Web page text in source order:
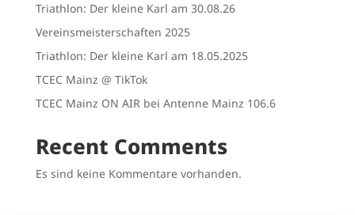
Triathlon: Der kleine Karl am 30.08.26
Vereinsmeisterschaften 2025
Triathlon: Der kleine Karl am 18.05.2025
TCEC Mainz @ TikTok
TCEC Mainz ON AIR bei Antenne Mainz 106.6
Recent Comments
Es sind keine Kommentare vorhanden.